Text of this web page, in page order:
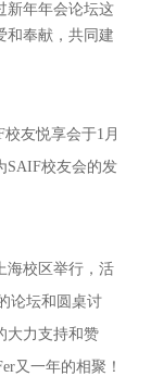
新年年会论坛这
和奉献，共同建
友悦享会于1月
SAIF校友会的发
海校区举行，活
论坛和圆桌讨
大力支持和赞
又一年的相聚！